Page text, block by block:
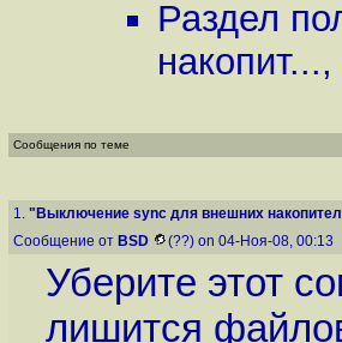
Раздел
накопит...,
Сообщения по теме
1. "Выключение sync для внешних
Сообщение от BSD (??) on 04-Ноя-08, 00:13
Уберите этот
лишится